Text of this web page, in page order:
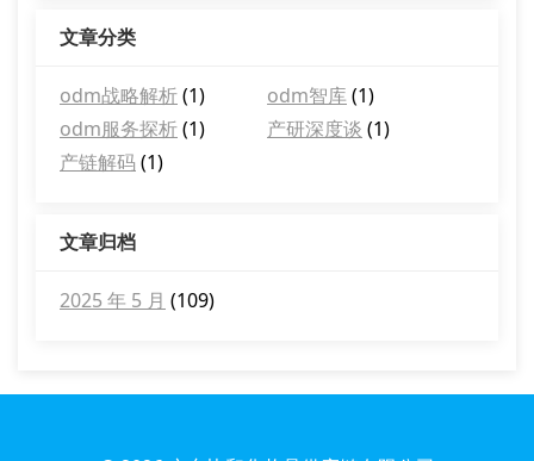
文章分类
odm战略解析(1) odm智库 (1)
odm服务探析(1) 产研深度谈 (1)
产链解码 (1)
文章归档
2025 年 5 月 (109)